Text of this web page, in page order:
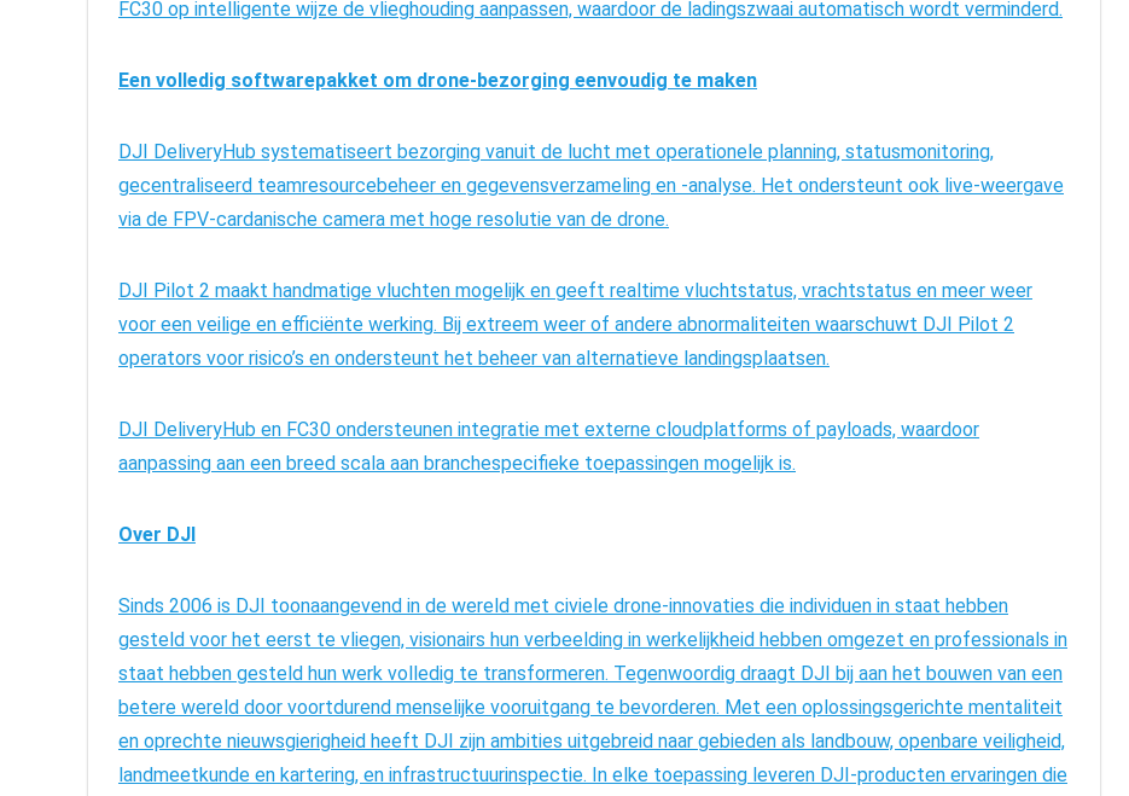
FC30 op intelligente wijze de vlieghouding aanpassen, waardoor de ladingszwaai automatisch wordt verminderd.
Een volledig softwarepakket om drone-bezorging eenvoudig te maken
DJI DeliveryHub systematiseert bezorging vanuit de lucht met operationele planning, statusmonitoring,
gecentraliseerd teamresourcebeheer en gegevensverzameling en -analyse. Het ondersteunt ook live-weergave
via de FPV-cardanische camera met hoge resolutie van de drone.
DJI Pilot 2 maakt handmatige vluchten mogelijk en geeft realtime vluchtstatus, vrachtstatus en meer weer
voor een veilige en efficiënte werking. Bij extreem weer of andere abnormaliteiten waarschuwt DJI Pilot 2
operators voor risico’s en ondersteunt het beheer van alternatieve landingsplaatsen.
DJI DeliveryHub en FC30 ondersteunen integratie met externe cloudplatforms of payloads, waardoor
aanpassing aan een breed scala aan branchespecifieke toepassingen mogelijk is.
Over DJI
Sinds 2006 is DJI toonaangevend in de wereld met civiele drone-innovaties die individuen in staat hebben
gesteld voor het eerst te vliegen, visionairs hun verbeelding in werkelijkheid hebben omgezet en professionals in
staat hebben gesteld hun werk volledig te transformeren. Tegenwoordig draagt ​​DJI bij aan het bouwen van een
betere wereld door voortdurend menselijke vooruitgang te bevorderen. Met een oplossingsgerichte mentaliteit
en oprechte nieuwsgierigheid heeft DJI zijn ambities uitgebreid naar gebieden als landbouw, openbare veiligheid,
landmeetkunde en kartering, en infrastructuurinspectie. In elke toepassing leveren DJI-producten ervaringen die